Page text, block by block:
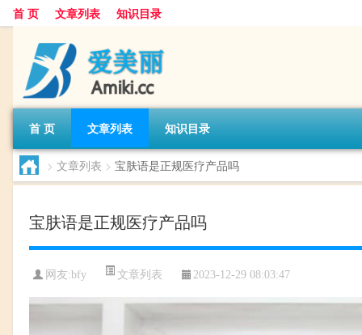
首 页 文章列表 知识目录
首 页 文章列表 知识目录
> 文章列表 > 宝肤语是正规医疗产品吗
宝肤语是正规医疗产品吗
网友:bfy 文章列表 2023-12-29 08:03:47